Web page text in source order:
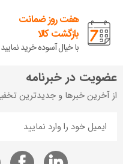
هفت روز ضمانت
بازگشت کالا
با خیال آسوده خرید نمایید
عضویت در خبرنامه
از آخرین خبرها و جدیدترین